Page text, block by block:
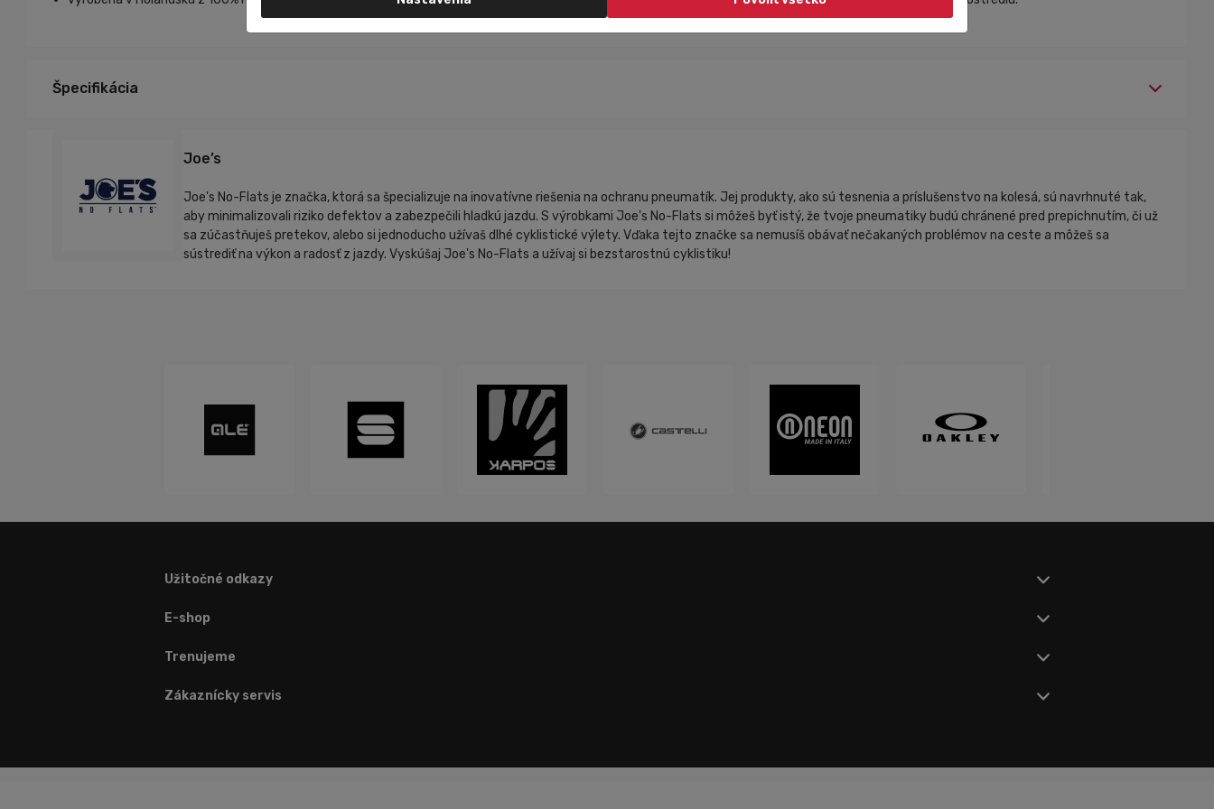
Špecifikácia
Joe’s
Joe's No-Flats je značka, ktorá sa špecializuje na inovatívne riešenia na ochranu pneumatík. Jej produkty, ako sú tesnenia a príslušenstvo na kolesá, sú navrhnuté tak,
aby minimalizovali riziko defektov a zabezpečili hladkú jazdu. S výrobkami Joe's No-Flats si môžeš byť istý, že tvoje pneumatiky budú chránené pred prepichnutím, či už
sa zúčastňuješ pretekov, alebo si jednoducho užívaš dlhé cyklistické výlety. Vďaka tejto značke sa nemusíš obávať nečakaných problémov na ceste a môžeš sa
sústrediť na výkon a radosť z jazdy. Vyskúšaj Joe's No-Flats a užívaj si bezstarostnú cyklistiku!
Užitočné odkazy
E-shop
Trenujeme
Zákaznícky servis